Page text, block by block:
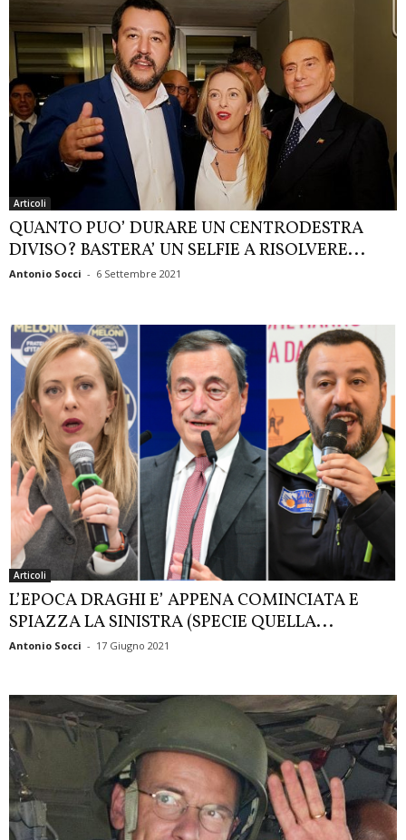
Articoli
QUANTO PUO’ DURARE UN CENTRODESTRA
DIVISO? BASTERA’ UN SELFIE A RISOLVERE...
Antonio Socci - 6 Settembre 2021
Articoli
L’EPOCA DRAGHI E’ APPENA COMINCIATA E
SPIAZZA LA SINISTRA (SPECIE QUELLA...
Antonio Socci - 17 Giugno 2021